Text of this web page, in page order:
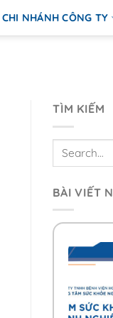
CHI NHÁNH CÔNG TY
TÌM KIẾM
BÀI VIẾT